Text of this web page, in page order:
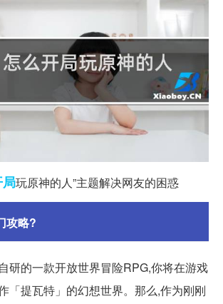
玩原神的人”主题解决网友的困惑
攻略?
研的一款开放世界冒险RPG,你将在游戏
「提瓦特」的幻想世界。那么,作为刚刚